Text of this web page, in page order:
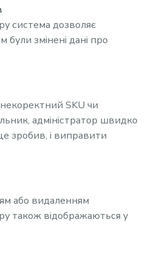
система дозволяє
були змінені дані про
SKU чи
адміністратор швидко
зробив, і виправити
або видаленням
також відображаються у